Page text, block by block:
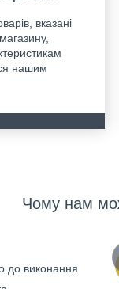
вказані
нашим
Чому нам
до виконання